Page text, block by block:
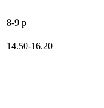
8-9 p
14.50-16.20